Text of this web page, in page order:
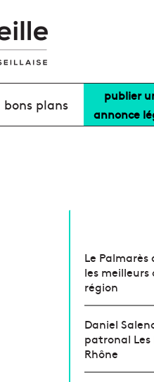
bons plans
publier
annonce
Le Palmarès
les meilleurs
région
Daniel
patronal
Rhône